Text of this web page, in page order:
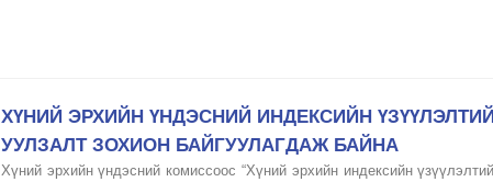
ХҮНИЙ ЭРХИЙН ҮНДЭСНИЙ ИНДЕКСИЙН
УУЛЗАЛТ ЗОХИОН БАЙГУУЛАГДАЖ БАЙНА
Хүний эрхийн үндэсний комиссоос “Хүний эрхийн индексийн